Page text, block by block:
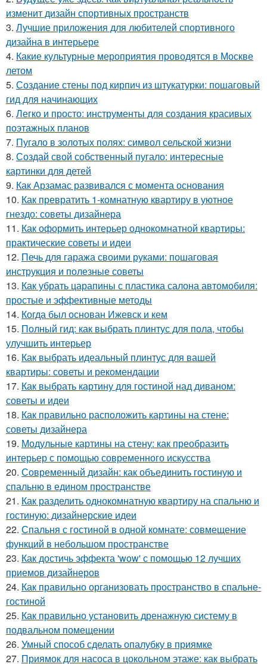
изменит дизайн спортивных пространств
3. Лучшие приложения для любителей спортивного
дизайна в интерьере
4. Какие культурные мероприятия проводятся в Москве
летом
5. Создание стены под кирпич из штукатурки: пошаговый
гид для начинающих
6. Легко и просто: инструменты для создания красивых
поэтажных планов
7. Пугало в золотых полях: символ сельской жизни
8. Создай свой собственный пугало: интересные
картинки для детей
9. Как Арзамас развивался с момента основания
10. Как превратить 1-комнатную квартиру в уютное
гнездо: советы дизайнера
11. Как оформить интерьер однокомнатной квартиры:
практические советы и идеи
12. Печь для гаража своими руками: пошаговая
инструкция и полезные советы
13. Как убрать царапины с пластика салона автомобиля:
простые и эффективные методы
14. Когда был основан Ижевск и кем
15. Полный гид: как выбрать плинтус для пола, чтобы
улучшить интерьер
16. Как выбрать идеальный плинтус для вашей
квартиры: советы и рекомендации
17. Как выбрать картину для гостиной над диваном:
советы и идеи
18. Как правильно расположить картины на стене:
советы дизайнера
19. Модульные картины на стену: как преобразить
интерьер с помощью современного искусства
20. Современный дизайн: как объединить гостиную и
спальню в едином пространстве
21. Как разделить однокомнатную квартиру на спальню и
гостиную: дизайнерские идеи
22. Спальня с гостиной в одной комнате: совмещение
функций в небольшом пространстве
23. Как достичь эффекта 'wow' с помощью 12 лучших
приемов дизайнеров
24. Как правильно организовать пространство в спальне-
гостиной
25. Как правильно установить дренажную систему в
подвальном помещении
26. Умный способ сделать опалубку в приямке
27. Приямок для насоса в цокольном этаже: как выбрать